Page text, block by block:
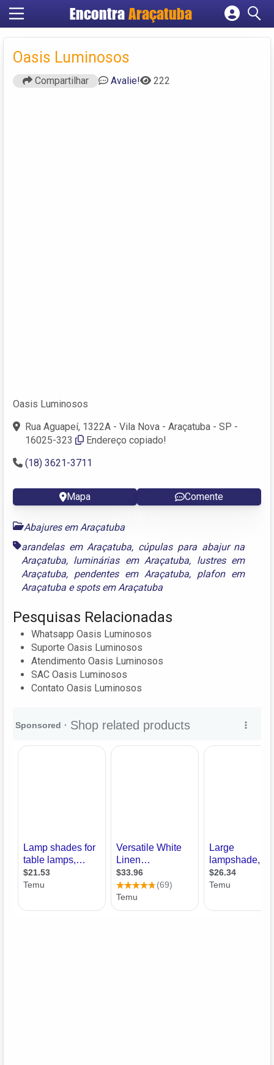
Encontra Araçatuba
Cadastrar empresa
Criar conta
Oasis Luminosos
Compartilhar Avalie! 222
Oasis Luminosos
Rua Aguapeí, 1322A - Vila Nova - Araçatuba - SP -
16025-323
Endereço copiado!
(18) 3621-3711
Mapa Comente
Abajures em Araçatuba
arandelas em Araçatuba, cúpulas para abajur na
Araçatuba, luminárias em Araçatuba, lustres em
Araçatuba, pendentes em Araçatuba, plafon em
Araçatuba espots em Araçatuba
Pesquisas Relacionadas
Whatsapp Oasis Luminosos
Suporte Oasis Luminosos
Atendimento Oasis Luminosos
SAC Oasis Luminosos
Contato Oasis Luminosos